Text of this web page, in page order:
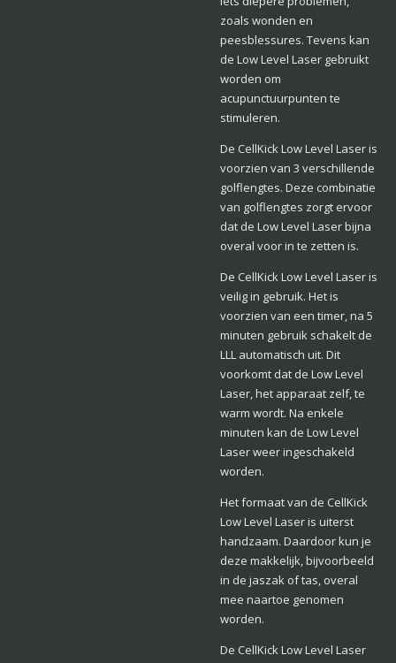
zoals wonden en
peesblessures. Tevens kan
de Low Level Laser gebruikt
worden om
acupunctuurpunten te
stimuleren.
De CellKick Low Level Laser is
voorzien van 3 verschillende
golflengtes. Deze combinatie
van golflengtes zorgt ervoor
dat de Low Level Laser bijna
overal voor in te zetten is.
De CellKick Low Level Laser is
veilig in gebruik. Het is
voorzien van een timer, na 5
minuten gebruik schakelt de
LLL automatisch uit. Dit
voorkomt dat de Low Level
Laser, het apparaat zelf, te
warm wordt. Na enkele
minuten kan de Low Level
Laser weer ingeschakeld
worden.
Het formaat van de CellKick
Low Level Laser is uiterst
handzaam. Daardoor kun je
deze makkelijk, bijvoorbeeld
in de jaszak of tas, overal
mee naartoe genomen
worden.
De CellKick Low Level Laser